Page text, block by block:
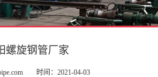
螺旋钢管厂家
时间：2021-04-03